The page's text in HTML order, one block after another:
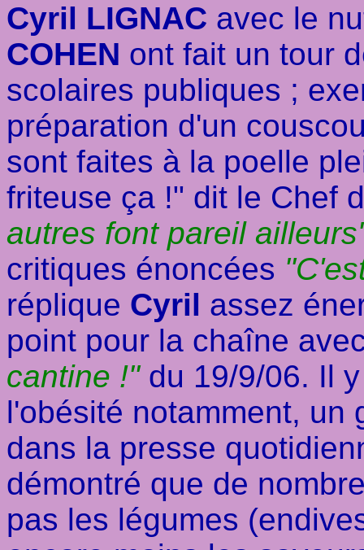
Cyril LIGNAC avec le
COHEN ont fait un tour
scolaires publiques ;
préparation d'un
sont faites à la poelle
friteuse ça !" dit le Chef
autres font pareil
critiques énoncées
réplique Cyril assez
point pour la chaîne
cantine !"du 19/9/06. Il
l'obésité notamment, un
dans la presse
démontré que de
pas les légumes